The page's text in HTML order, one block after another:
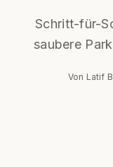
Schritt-für-
saubere
Von Latif